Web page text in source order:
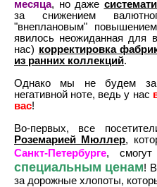
месяца, но даже
за снижением
"внеплановым"
явилось неожиданная для
нас) корректировка
из ранних коллекций.
Однако мы не будем
негативной ноте, ведь у нас
вас!
Во-первых, все
Роземарией Мюллер,
Санкт-Петербурге, смогут
специальным ценам!
за дорожные хлопоты,